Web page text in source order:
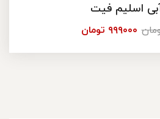
اسلیم فیت
۹۹۹۰۰۰ تومان